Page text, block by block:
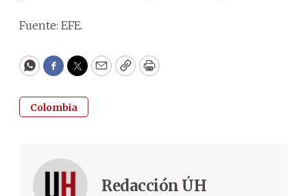
Fuente: EFE.
WhatsApp
Facebook
Twitter
EmailCopyPrint
Colombia
Redacción ÚH